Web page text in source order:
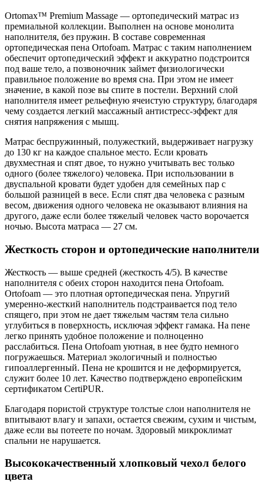
Ortomax™ Premium Massage — ортопедический матрас из
премиальной коллекции. Выполнен на основе монолита
наполнителя, без пружин. В составе современная
ортопедическая пена Ortofoam. Матрас с таким наполнением
обеспечит ортопедический эффект и аккуратно подстроится
под ваше тело, а позвоночник займет физиологически
правильное положение во время сна. При этом не имеет
значение, в какой позе вы спите в постели. Верхний слой
наполнителя имеет рельефную ячеистую структуру, благодаря
чему создается легкий массажный антистресс-эффект для
снятия напряжения с мышц.
Матрас беспружинный, полужесткий, выдерживает нагрузку
до 130 кг на каждое спальное место. Если кровать
двухместная и спят двое, то нужно учитывать вес только
одного (более тяжелого) человека. При использовании в
двуспальной кровати будет удобен для семейных пар с
большой разницей в весе. Если спят два человека с разным
весом, движения одного человека не оказывают влияния на
другого, даже если более тяжелый человек часто ворочается
ночью. Высота матраса — 27 см.
Жесткость сторон и ортопедические наполнители
Жесткость — выше средней (жесткость 4/5). В качестве
наполнителя с обеих сторон находится пена Ortofoam.
Ortofoam — это плотная ортопедическая пена. Упругий
умеренно-жесткий наполнитель подстраивается под тело
спящего, при этом не дает тяжелым частям тела сильно
углубиться в поверхность, исключая эффект гамака. На пене
легко принять удобное положение и полноценно
расслабиться. Пена Ortofoam уютная, в нее будто немного
погружаешься. Материал экологичный и полностью
гипоаллергенный. Пена не крошится и не деформируется,
служит более 10 лет. Качество подтверждено европейским
сертификатом CertiPUR.
Благодаря пористой структуре толстые слои наполнителя не
впитывают влагу и запахи, остается свежим, сухим и чистым,
даже если вы потеете по ночам. Здоровый микроклимат
спальни не нарушается.
Высококачественный хлопковый чехол белого
цвета